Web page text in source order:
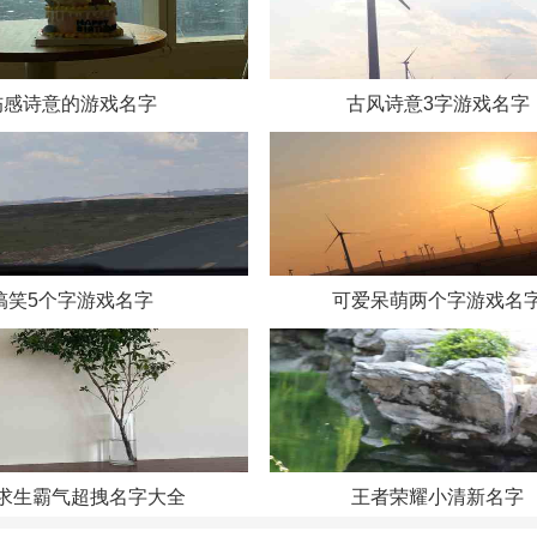
名症
惜颜
言雨
九歌
城雪
未尽
怨殇
感诗意的游戏名字 古风诗意3字游戏名字
笑5个字游戏名字 可爱呆萌两个字游戏名
生霸气超拽名字大全 王者荣耀小清新名字